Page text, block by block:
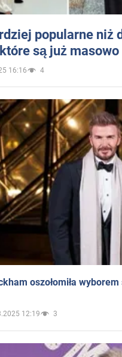
popularne niż
są już
16:16 4
oszołomiła
12:19 3